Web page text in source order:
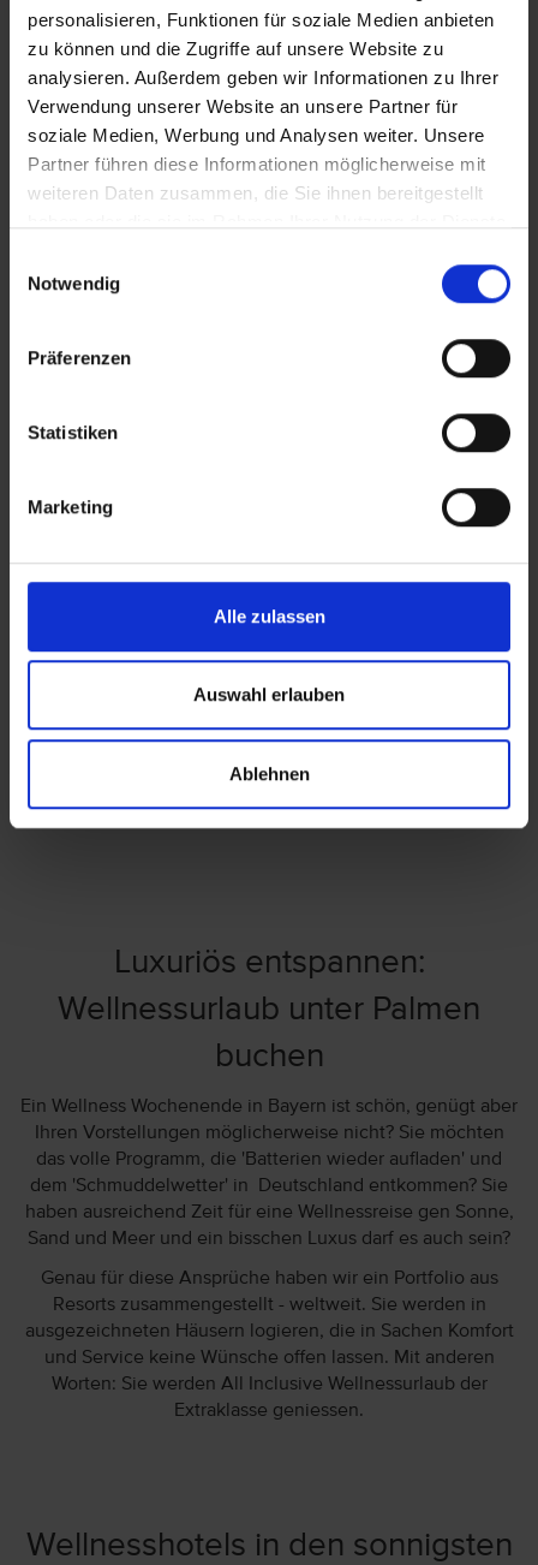
personalisieren, Funktionen für soziale Medien anbieten
zu können und die Zugriffe auf unsere Website zu
analysieren. Außerdem geben wir Informationen zu Ihrer
Verwendung unserer Website an unsere Partner für
soziale Medien, Werbung und Analysen weiter. Unsere
Partner führen diese Informationen möglicherweise mit
weiteren Daten zusammen, die Sie ihnen bereitgestellt
Notwendig
Präferenzen
Statistiken
Marketing
Alle zulassen
Auswahl erlauben
Ablehnen
Djerba Plaza Thalasso & Spa
€ 412
El Mouradi Palm Marina
p. P. ab€ 434
7 Tage + Flug + Transfer, All Incl. Plus
Luxuriös entspannen:
Wellnessurlaub unter Palmen
buchen
Ein Wellness Wochenende in Bayern ist schön, genügt aber
Ihren Vorstellungen möglicherweise nicht? Sie möchten
das volle Programm, die 'Batterien wieder aufladen' und
dem 'Schmuddelwetter' in Deutschland entkommen? Sie
haben ausreichend Zeit für eine Wellnessreise gen Sonne,
Sand und Meer und ein bisschen Luxus darf es auch sein?
Genau für diese Ansprüche haben wir ein Portfolio aus
Resorts zusammengestellt - weltweit. Sie werden in
ausgezeichneten Häusern logieren, die in Sachen Komfort
und Service keine Wünsche offen lassen. Mit anderen
Worten: Sie werden All Inclusive Wellnessurlaub der
Extraklasse geniessen.
Wellnesshotels in den sonnigsten